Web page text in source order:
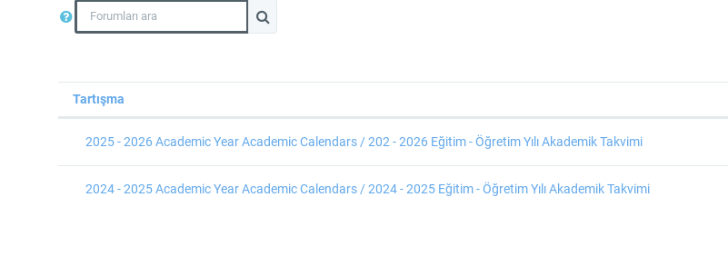
Forumları ara Forumları ara
Tartışma listesi. 2 tartışmadan 2 gösteriliyor
Durum
Tartışma
2025 - 2026 Academic Year Academic Calendars / 202 - 2026 Eğitim - Öğretim Yılı Akademik Takvimi
2024 - 2025 Academic Year Academic Calendars / 2024 - 2025 Eğitim - Öğretim Yılı Akademik Takvimi